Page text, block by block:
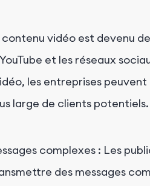
vidéo est devenu
et les réseaux
les entreprises
large de clients potentiels.
complexes : Les
des messages